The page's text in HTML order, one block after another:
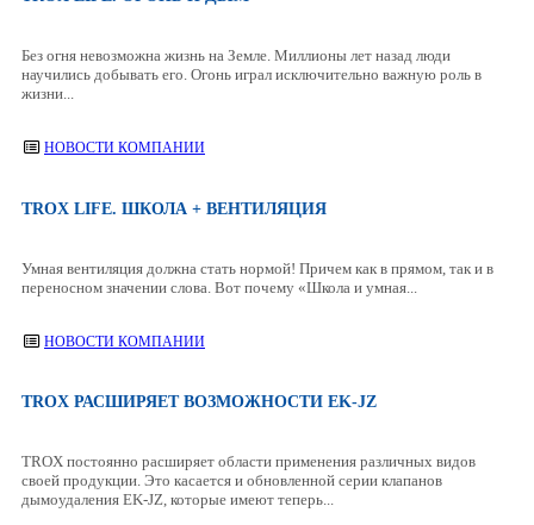
Без огня невозможна жизнь на Земле. Миллионы лет назад люди
научились добывать его. Огонь играл исключительно важную роль в
жизни...
НОВОСТИ КОМПАНИИ
TROX LIFE. ШКОЛА + ВЕНТИЛЯЦИЯ
Умная вентиляция должна стать нормой! Причем как в прямом, так и в
переносном значении слова. Вот почему «Школа и умная...
НОВОСТИ КОМПАНИИ
TROX РАСШИРЯЕТ ВОЗМОЖНОСТИ EK-JZ
TROX постоянно расширяет области применения различных видов
своей продукции. Это касается и обновленной серии клапанов
дымоудаления EK-JZ, которые имеют теперь...